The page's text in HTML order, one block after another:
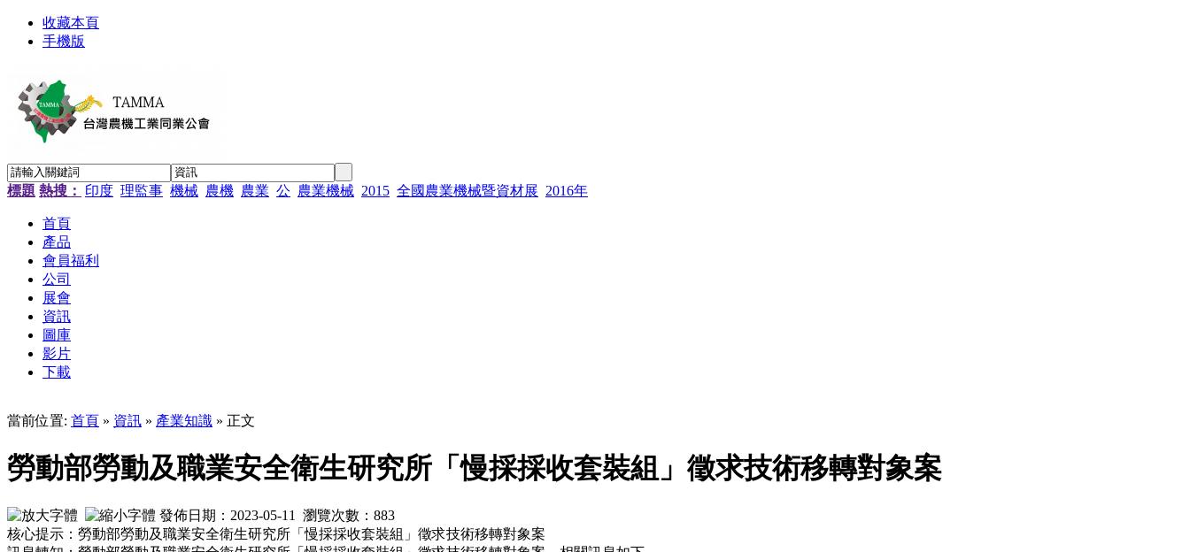
收藏本頁
手機版
標題 熱搜： 印度 理監事 機械 農機 農業 公 農業機械 2015 全國農業機械暨資材展 2016年
首頁
產品
會員福利
公司
展會
資訊
圖庫
影片
下載
當前位置: 首頁 » 資訊 » 產業知識 » 正文
勞動部勞動及職業安全衛生研究所「慢採採收套裝組」徵求技術移轉對象案
發佈日期：2023-05-11 瀏覽次數： 883
核心提示：勞動部勞動及職業安全衛生研究所「慢採採收套裝組」徵求技術移轉對象案